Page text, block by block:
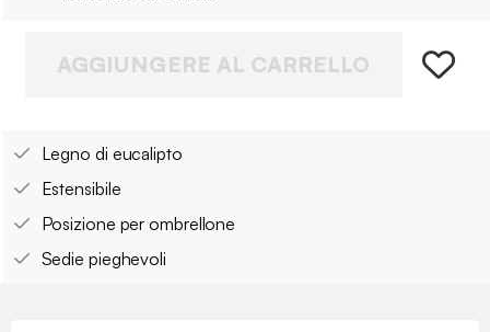
AGGIUNGERE AL CARRELLO
Legno di eucalipto
Estensibile
Posizione per ombrellone
Sedie pieghevoli